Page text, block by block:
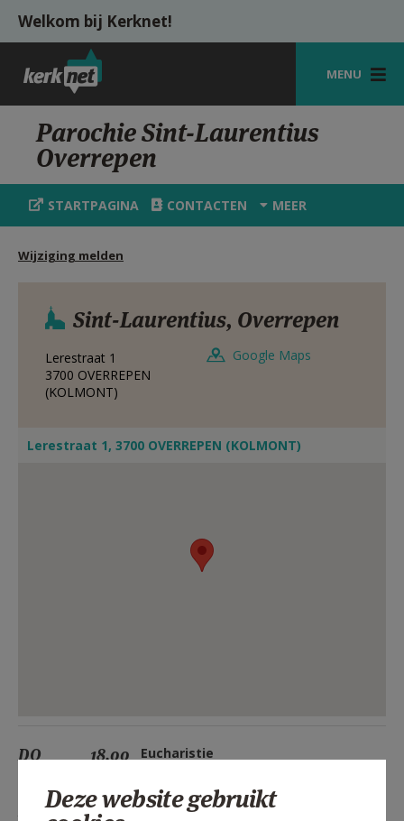
Overslaan en naar de inhoud gaan
Welkom bij Kerknet!
MENU
STARTPAGINA
KERK
VIERINGEN
HULP
MIJN PAROCHIE
AANMELDEN OF REGISTREREN
Parochie Sint-Laurentius
Overrepen
STARTPAGINA CONTACTEN MEER
Wijziging melden
Sint-Laurentius, Overrepen
Lerestraat 1
3700 OVERREPEN
(KOLMONT)
Google Maps
Lerestraat 1, 3700 OVERREPEN (KOLMONT)
DO 18.00 Eucharistie
18.00 Eucharistie
Deze website gebruikt